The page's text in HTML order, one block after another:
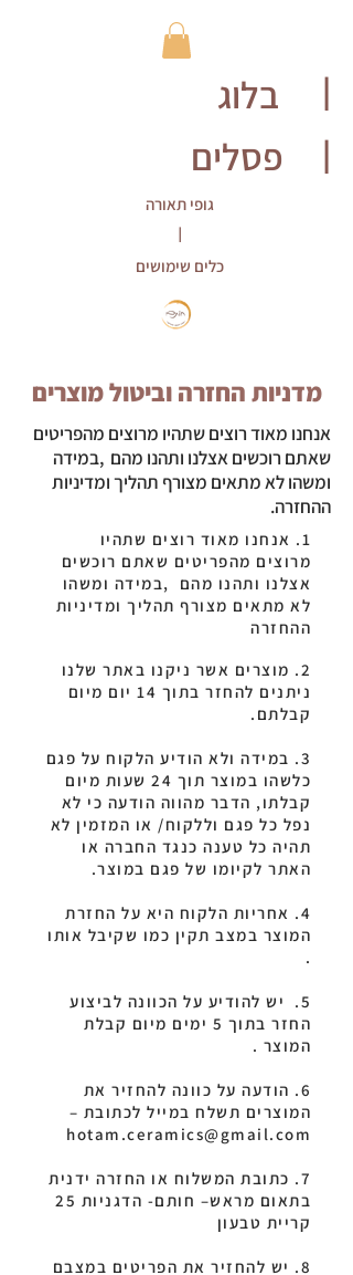
בלוג
פסלים
גופי תאורה
כלים שימושים
מדניות החזרה וביטול מוצרים
אנחנו מאוד רוצים שתהיו מרוצים מהפריטים
שאתם רוכשים אצלנו ותהנו מהם ,במידה
ומשהו לא מתאים מצורף תהליך ומדיניות
ההחזרה.
1. אנחנו מאוד רוצים שתהיו
מרוצים מהפריטים שאתם רוכשים
אצלנו ותהנו מהם ,במידה ומשהו
לא מתאים מצורף תהליך ומדיניות
ההחזרה
2. מוצרים אשר ניקנו באתר שלנו
ניתנים להחזר בתוך 14 יום מיום
קבלתם.
3. במידה ולא הודיע הלקוח על פגם
כלשהו במוצר תוך 24 שעות מיום
קבלתו, הדבר מהווה הודעה כי לא
נפל כל פגם וללקוח/ או המזמין לא
תהיה כל טענה כנגד החברה או
האתר לקיומו של פגם במוצר.
4. אחריות הלקוח היא על החזרת
המוצר במצב תקין כמו שקיבל אותו
.
5. יש להודיע על הכוונה לביצוע
החזר בתוך 5 ימים מיום קבלת
המוצר .
6. הודעה על כוונה להחזיר את
המוצרים תשלח במייל לכתובת –
hotam.ceramics@gmail.com
7. כתובת המשלוח או החזרה ידנית
בתאום מראש– חותם- הדגניות 25
קריית טבעון
8. יש להחזיר את הפריטים במצבם